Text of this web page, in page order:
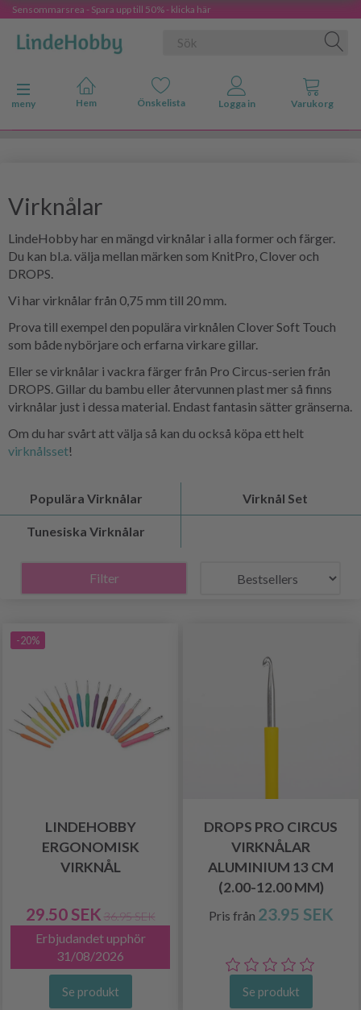
Sensommarsrea - Spara upp till 50% - klicka här
Ändra navigering
meny
Virknålar
LindeHobby har en mängd virknålar i alla former och färger.
Du kan bl.a. välja mellan märken som KnitPro, Clover och
DROPS.
Vi har virknålar från 0,75 mm till 20 mm.
Prova till exempel den populära virknålen Clover Soft Touch
som både nybörjare och erfarna virkare gillar.
Eller se virknålar i vackra färger från Pro Circus-serien från
DROPS. Gillar du bambu eller återvunnen plast mer så finns
virknålar just i dessa material. Endast fantasin sätter gränserna.
Om du har svårt att välja så kan du också köpa ett helt
virknålsset!
Populära Virknålar Virknål Set
Tunesiska Virknålar
Filter
-20%
LINDEHOBBY
ERGONOMISK
VIRKNÅL
29.50 SEK 36.95 SEK
Erbjudandet upphör
31/08/2026
Se produkt
DROPS PRO CIRCUS
VIRKNÅLAR
ALUMINIUM 13 CM
(2.00-12.00 MM)
Pris från 23.95 SEK
Se produkt